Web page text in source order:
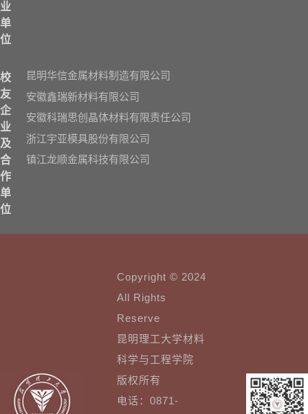
业
单
位
校
友
企
业
及
合
作
单
位
昆明华信金属材料制造有限公司
安徽鑫瑞新材料有限公司
安徽科瑞思创晶体材料有限责任公司
浙江宇亚模具股份有限公司
镇江龙顺金属科技有限公司
Copyright © 2024
All Rights
Reserve
昆明理工大学材料
科学与工程学院
版权所有
电话：0871-